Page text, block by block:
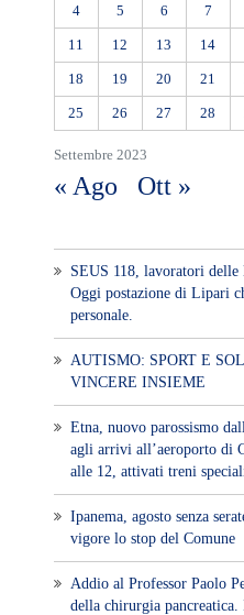
Settembre 2023
4 5 6 7
11 12 13 14
18 19 20 21
25 26 27 28
« Ago Ott »
SEUS 118, lavoratori
Oggi postazione di Lipari
personale.
AUTISMO: SPORT E
VINCERE INSIEME
Etna, nuovo parossismo
agli arrivi all’aeroporto di
alle 12, attivati treni
Ipanema, agosto senza
vigore lo stop del Comune
Addio al Professor Paolo
della chirurgia